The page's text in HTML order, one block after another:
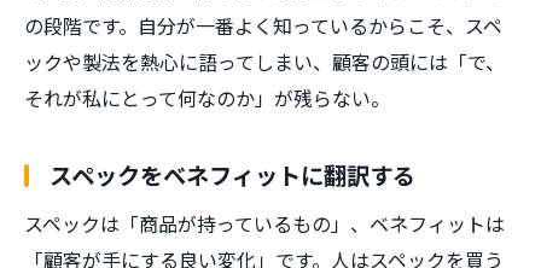
の段階です。自分が一番よく知っているからこそ、スペ
ックや製法を熱心に語ってしまい、顧客の頭には「で、
それが私にとって何なのか」が残らない。
スペックをベネフィットに翻訳する
スペックは「商品が持っているもの」、ベネフィットは
「顧客が手にする良い変化」です。人はスペックを買う